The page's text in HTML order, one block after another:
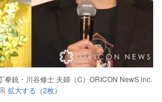
拳銃・川谷修士 夫婦（C）ORICON NewS inc.
拡大する（2枚）